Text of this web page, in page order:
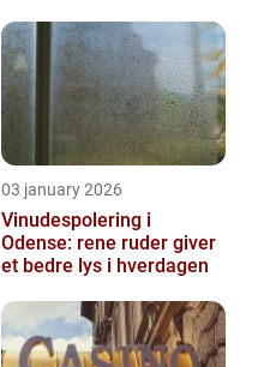
03 january 2026
Vinudespolering i
Odense: rene ruder giver
et bedre lys i hverdagen